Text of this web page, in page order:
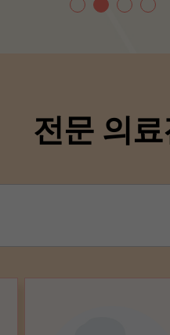
전문 의료